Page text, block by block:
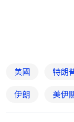
美國 特朗
伊朗 美伊